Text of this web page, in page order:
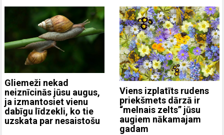
Gliemeži nekad
neiznīcinās jūsu augus,
ja izmantosiet vienu
dabīgu līdzekli, ko tie
uzskata par nesaistošu
Viens izplatīts rudens
priekšmets dārzā ir
“melnais zelts” jūsu
augiem nākamajam
gadam